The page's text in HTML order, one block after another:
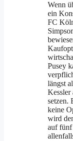
Wenn
ein
FC
Pusey
längst
Kessler
setzen.
keine
wird
auf